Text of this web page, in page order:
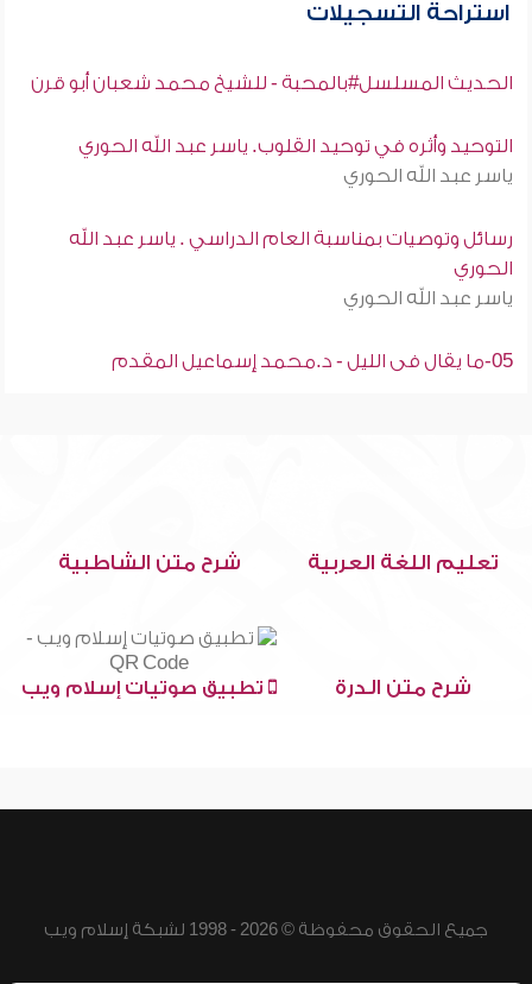
استراحة التسجيلات
الحديث المسلسل#بالمحبة - للشيخ محمد شعبان أبو قرن
التوحيد وأثره في توحيد القلوب. ياسر عبد الله الحوري
ياسر عبد الله الحوري
رسائل وتوصيات بمناسبة العام الدراسي . ياسر عبد الله
الحوري
ياسر عبد الله الحوري
05-ما يقال فى الليل - د.محمد إسماعيل المقدم
تعليم اللغة العربية شرح متن الشاطبية
شرح متن الدرة تطبيق صوتيات إسلام ويب
جميع الحقوق محفوظة © 2026 - 1998 لشبكة إسلام ويب